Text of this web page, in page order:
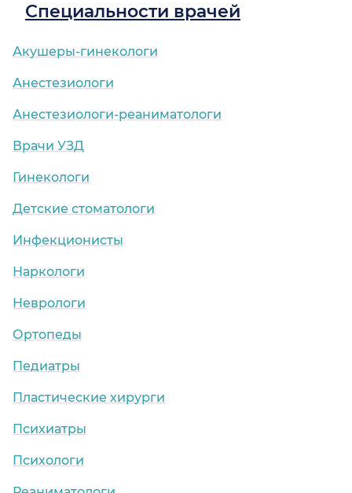
Специальности врачей
Акушеры-гинекологи
Анестезиологи
Анестезиологи-реаниматологи
Врачи УЗД
Гинекологи
Детские стоматологи
Инфекционисты
Наркологи
Неврологи
Ортопеды
Педиатры
Пластические хирурги
Психиатры
Психологи